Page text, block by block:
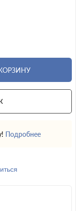
Подробнее